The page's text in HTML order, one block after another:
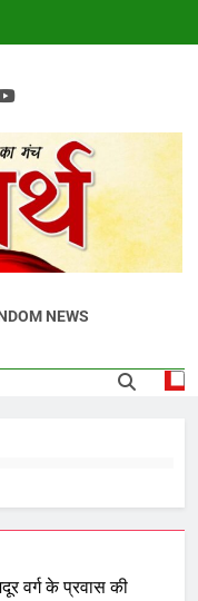
NEWS
वर्ग के प्रवास की